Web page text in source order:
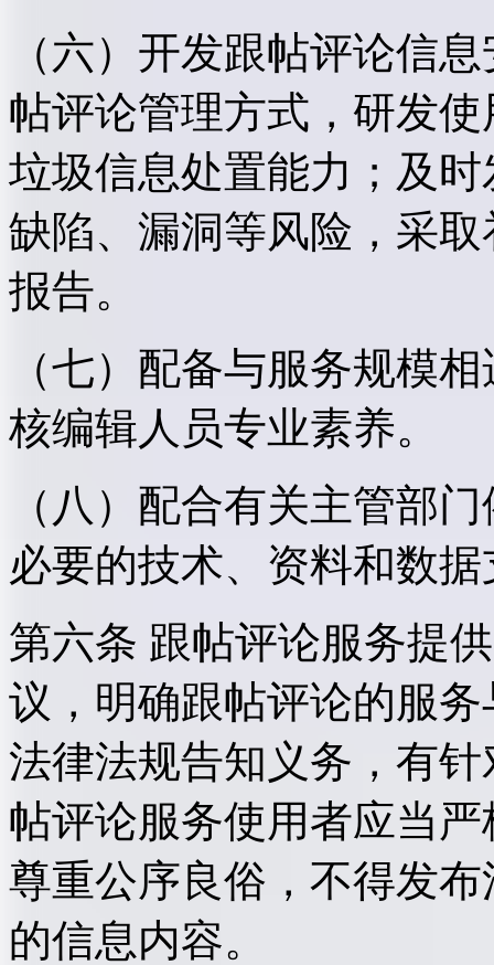
（六）开发跟帖评论信
帖评论管理方式，研发
垃圾信息处置能力；及
缺陷、漏洞等风险，采
报告。
（七）配备与服务规模
核编辑人员专业素养。
（八）配合有关主管部
必要的技术、资料和数
第六条 跟帖评论服务提
议，明确跟帖评论的服
法律法规告知义务，有
帖评论服务使用者应当
尊重公序良俗，不得发
的信息内容。